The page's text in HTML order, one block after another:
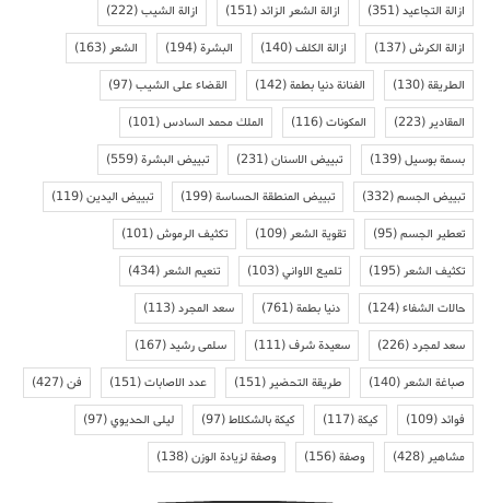
ازالة التجاعيد(351) ازالة الشعر الزائد(151) ازالة الشيب(222)
ازالة الكرش(137) ازالة الكلف(140) البشرة(194) الشعر(163)
الطريقة(130) الفنانة دنيا بطمة(142) القضاء على الشيب(97)
المقادير(223) المكونات(116) الملك محمد السادس(101)
بسمة بوسيل(139) تبييض الاسنان(231) تبييض البشرة(559)
تبييض الجسم(332) تبييض المنطقة الحساسة(199) تبييض اليدين(119)
تعطير الجسم(95) تقوية الشعر(109) تكثيف الرموش(101)
تكثيف الشعر(195) تلميع الاواني(103) تنعيم الشعر(434)
حالات الشفاء(124) دنيا بطمة(761) سعد المجرد(113)
سعد لمجرد(226) سعيدة شرف(111) سلمى رشيد(167)
صباغة الشعر(140) طريقة التحضير(151) عدد الاصابات(151) فن(427)
فوائد(109) كيكة(117) كيكة بالشكلاط(97) ليلى الحديوي(97)
مشاهير(428) وصفة(156) وصفة لزيادة الوزن(138)